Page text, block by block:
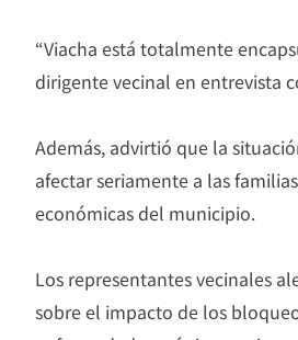
“Viacha está totalmente
dirigente vecinal en entrevista
Además, advirtió que la
afectar seriamente a las
económicas del municipio.
Los representantes vecinales
sobre el impacto de los